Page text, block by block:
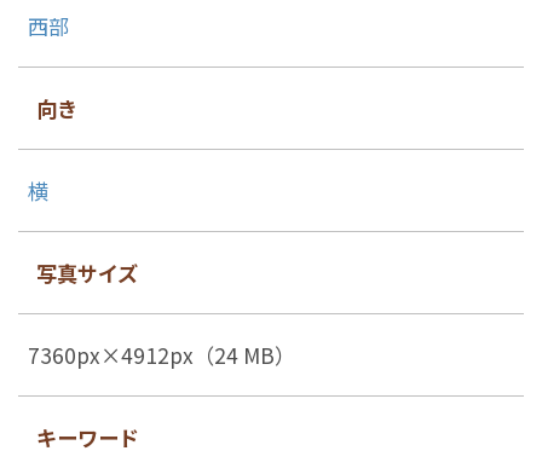
西部
向き
横
写真サイズ
7360px×4912px（24 MB）
キーワード